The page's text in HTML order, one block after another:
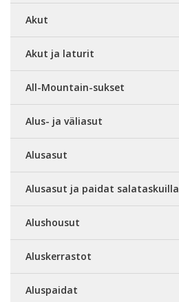
Akut
Akut ja laturit
All-Mountain-sukset
Alus- ja väliasut
Alusasut
Alusasut ja paidat salataskuilla
Alushousut
Aluskerrastot
Aluspaidat